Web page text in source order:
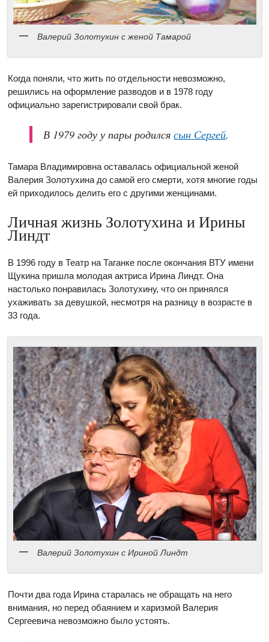
Валерий Золотухин с женой Тамарой
Когда поняли, что жить по отдельности невозможно,
решились на оформление разводов и в 1978 году
официально зарегистрировали свой брак.
В 1979 году у пары родилсясын Сергей.
Тамара Владимировна оставалась официальной женой
Валерия Золотухина до самой его смерти, хотя многие годы
ей приходилось делить его с другими женщинами.
Личная жизнь Золотухина и Ирины
Линдт
В 1996 году в Театр на Таганке после окончания ВТУ имени
Щукина пришла молодая актриса Ирина Линдт. Она
настолько понравилась Золотухину, что он принялся
ухаживать за девушкой, несмотря на разницу в возрасте в
33 года.
Валерий Золотухин с Ириной Линдт
Почти два года Ирина старалась не обращать на него
внимания, но перед обаянием и харизмой Валерия
Сергеевича невозможно было устоять.